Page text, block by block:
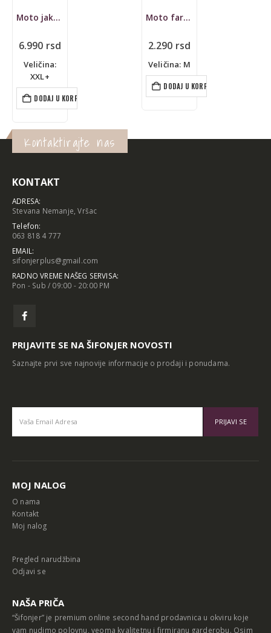
Moto farmerke Time Zone
2.290rsd
Veličina: M
DODAJ U KORPU
Jakna MOTO Cyclespirit
4.990 rsdOriginalna
je
bila:
4.990 rsd.
je:
2.490 rsd.
Veličina: M
DODAJ U KORPU
Kontaktirajte nas
KONTAKT
ADRESA:
Stevana Nemanje, Vršac
Telefon:
063 818 4 777
EMAIL:
sifonjerplus@gmail.com
RADNO VREME NAŠEG SERVISA:
Pon - Sub / 09:00 - 20:00 PM
PRIJAVITE SE NA ŠIFONJER NOVOSTI
Saznajte prvi sve najnovije informacije o prodaji i ponudama.
MOJ NALOG
O nama
Kontakt
Moj nalog
Pregled narudžbina
Odjavi se
NAŠA PRIČA
“Šifonjer” je premium online second hand prodavnica u okviru koje
vam nudimo polovnu, veoma kvalitetnu i firmiranu garderobu. Osim